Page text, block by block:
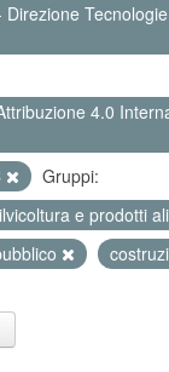
4.0
Gruppi:
e prodotti